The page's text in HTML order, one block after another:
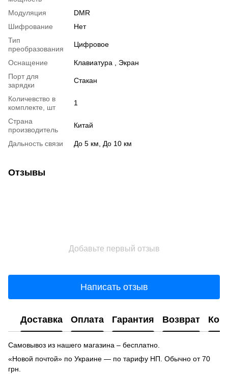
Модуляция
DMR
Шифрование
Нет
Тип
преобразования
Цифровое
Оснащение
Клавиатура , Экран
Порт для
зарядки
Стакан
Количевство в
комплекте, шт
1
Страна
производитель
Китай
Дальность связи До 5 км, До 10 км
Отзывы
Добавьте первый отзыв
Написать отзыв
Доставка Оплата Гарантия Возврат
Самовывоз из нашего магазина – бесплатно.
«Новой почтой» по Украине — по тарифу НП. Обычно от 70
грн.